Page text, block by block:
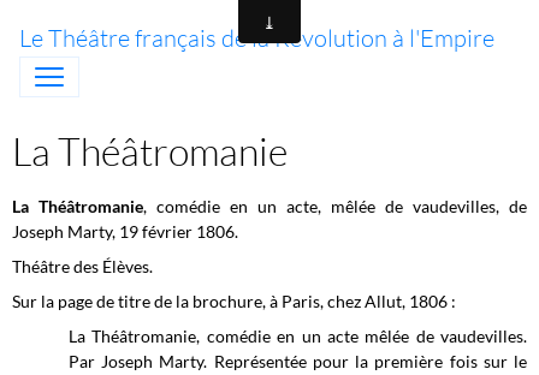
Le Théâtre français de la Révolution à l'Empire
La Théâtromanie
La Théâtromanie, comédie en un acte, mêlée de vaudevilles, de
Joseph Marty, 19 février 1806.
Théâtre des Élèves.
Sur la page de titre de la brochure, à Paris, chez Allut, 1806 :
La Théâtromanie, comédie en un acte mêlée de vaudevilles.
Par Joseph Marty. Représentée pour la première fois sur le